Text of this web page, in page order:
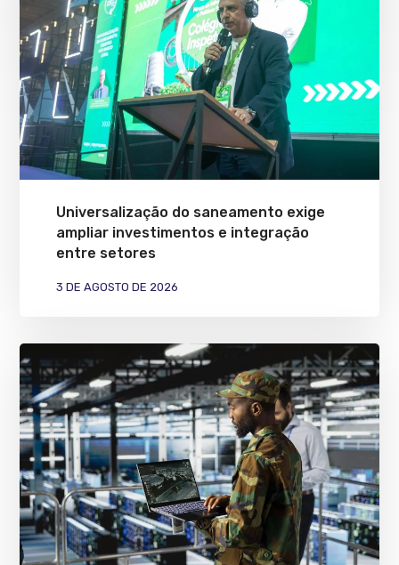
Universalização do saneamento exige
ampliar investimentos e integração
entre setores
3 DE AGOSTO DE 2026